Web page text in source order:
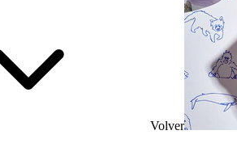
Volver